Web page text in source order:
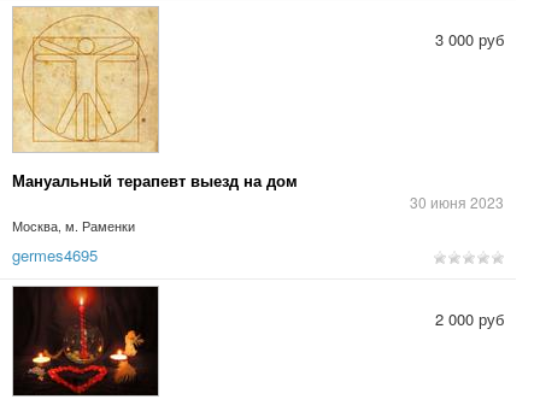
Мануальный терапевт выезд на дом
30 июня 2023
Москва, м. Раменки
3 000 руб
germes4695
2 000 руб